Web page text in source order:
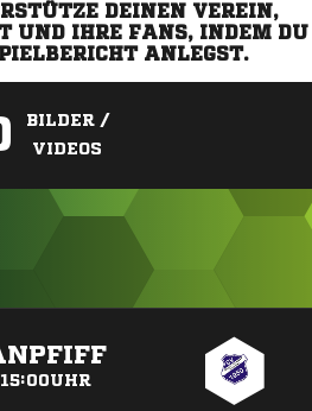
DEINEN VEREIN,
UND IHRE FANS, INDEM DU
ANLEGST.
BILDER /
VIDEOS
15:00UHR